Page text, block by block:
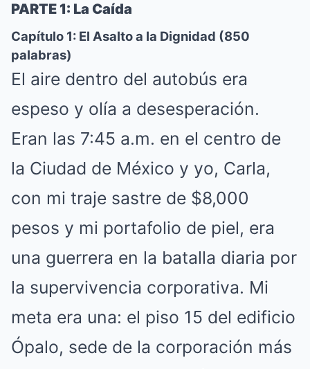
PARTE 1: La Caída
Capítulo 1: El Asalto a la Dignidad (850
palabras)
El aire dentro del autobús era
espeso y olía a desesperación.
Eran las 7:45 a.m. en el centro de
la Ciudad de México y yo, Carla,
con mi traje sastre de $8,000
pesos y mi portafolio de piel, era
una guerrera en la batalla diaria por
la supervivencia corporativa. Mi
meta era una: el piso 15 del edificio
Ópalo, sede de la corporación más